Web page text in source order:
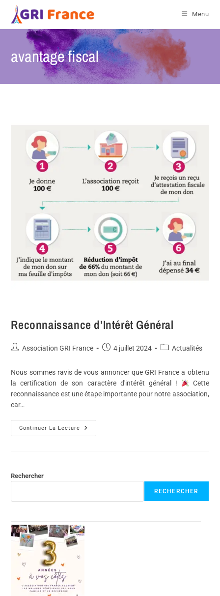
Menu
avantage fiscal
Reconnaissance d’Intérêt Général
Association GRI France 4 juillet 2024 Actualités
Nous sommes ravis de vous annoncer que GRI France a obtenu
la certification de son caractère d'intérêt général !
Cette
reconnaissance est une étape importante pour notre association,
car…
Continuer La Lecture
Rechercher
RECHERCHER